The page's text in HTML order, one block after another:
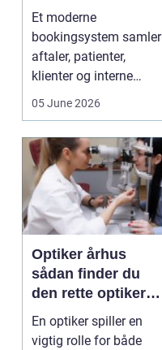
arbejdsgange
Et moderne
bookingsystem samler
aftaler, patienter,
klienter og interne
arbejdsgange ét sted. I
05 June 2026
Optiker århus
sådan finder du
den rette optiker i
byen
En optiker spiller en
vigtig rolle for både